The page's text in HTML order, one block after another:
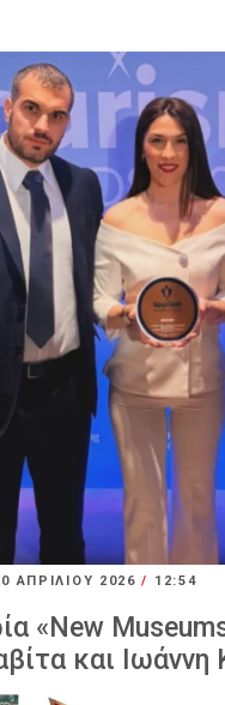
ΑΠΡΙΛΊΟΥ 2026/ 12:54
«New
και Ιωάννη